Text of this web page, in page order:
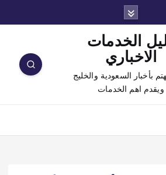
الاخباري
بأخبار السعودية والخليج
ويقدم اهم الخدمات